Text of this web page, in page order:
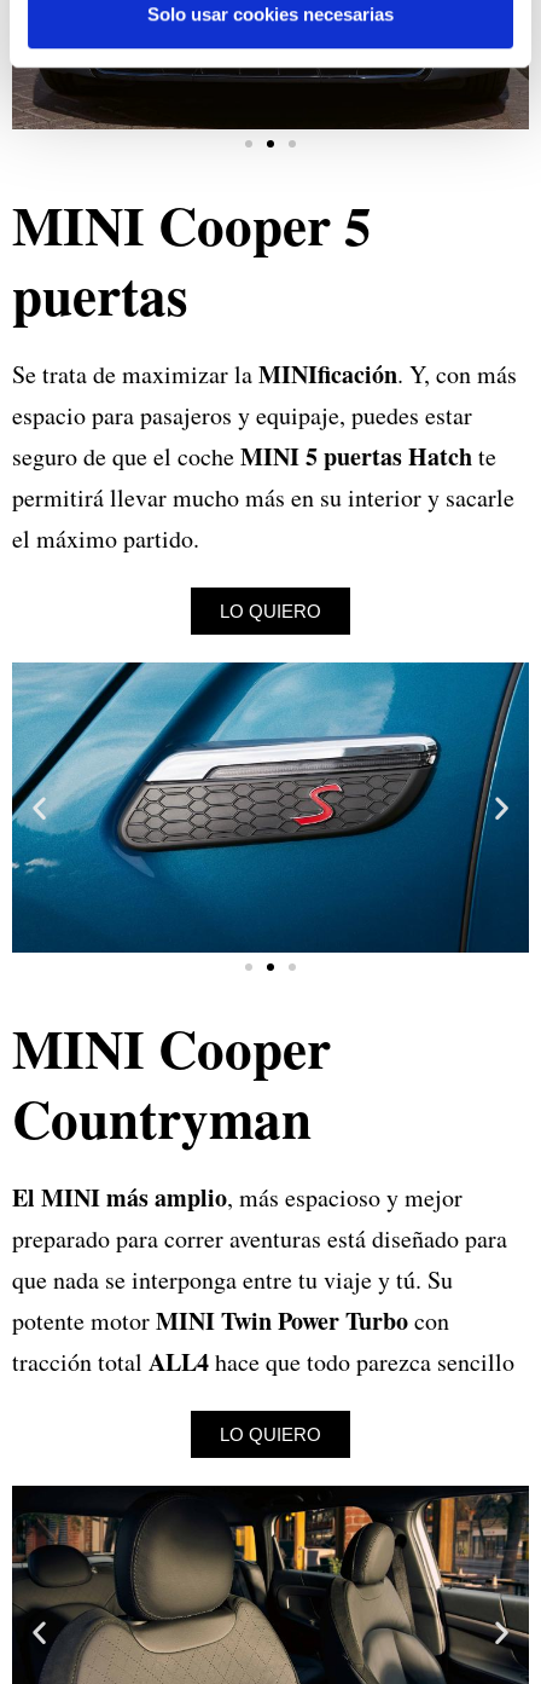
nuestros partners de redes sociales, publicidad y análisis
web, quienes pueden combinarla con otra información
que les haya proporcionado o que hayan recopilado a
partir del uso que haya hecho de sus servicios.
Solo usar cookies necesarias
MINI Cooper 5
puertas
Se trata de maximizar laMINIficación. Y, con más
espacio para pasajeros y equipaje, puedes estar
seguro de que el cocheMINI 5 puertas Hatchte
permitirá llevar mucho más en su interior y sacarle
el máximo partido.
LO QUIERO
MINI Cooper
Countryman
El MINI más amplio, más espacioso y mejor
preparado para correr aventuras está diseñado para
que nada se interponga entre tu viaje y tú. Su
potente motorMINI Twin Power Turbocon
tracción total ALL4hace que todo parezca sencillo
LO QUIERO